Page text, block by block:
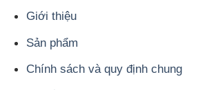
Giới thiệu
Sản phẩm
Chính sách và quy định chung